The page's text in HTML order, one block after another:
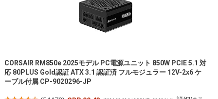
CORSAIR RM850e 2025モデル PC電源ユニット 850W PCIE 5.1 対
応 80PLUS Gold認証 ATX 3.1 認証済 フルモジュラー 12V-2x6 ケ
ーブル付属 CP-9020296-JP